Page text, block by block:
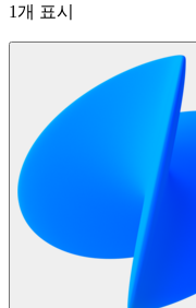
1개 표시